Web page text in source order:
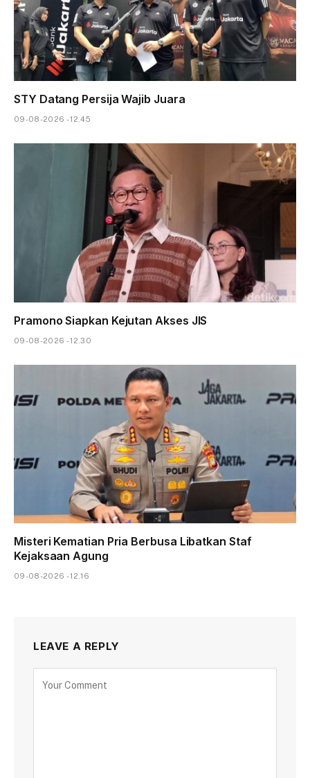
STY Datang Persija Wajib Juara
09-08-2026 - 12.45
Pramono Siapkan Kejutan Akses JIS
09-08-2026 - 12.30
Misteri Kematian Pria Berbusa Libatkan Staf
Kejaksaan Agung
09-08-2026 - 12.16
LEAVE A REPLY